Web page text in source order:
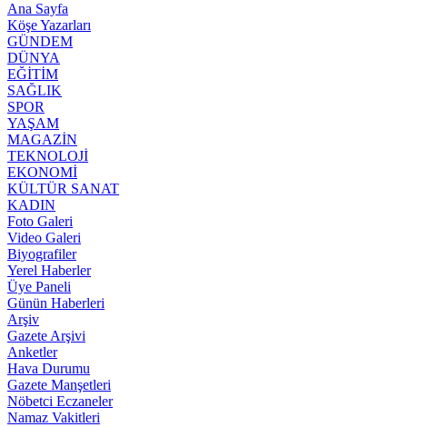
Ana Sayfa
Köşe Yazarları
GÜNDEM
DÜNYA
EĞİTİM
SAĞLIK
SPOR
YAŞAM
MAGAZİN
TEKNOLOJİ
EKONOMİ
KÜLTÜR SANAT
KADIN
Foto Galeri
Video Galeri
Biyografiler
Yerel Haberler
Üye Paneli
Günün Haberleri
Arşiv
Gazete Arşivi
Anketler
Hava Durumu
Gazete Manşetleri
Nöbetci Eczaneler
Namaz Vakitleri